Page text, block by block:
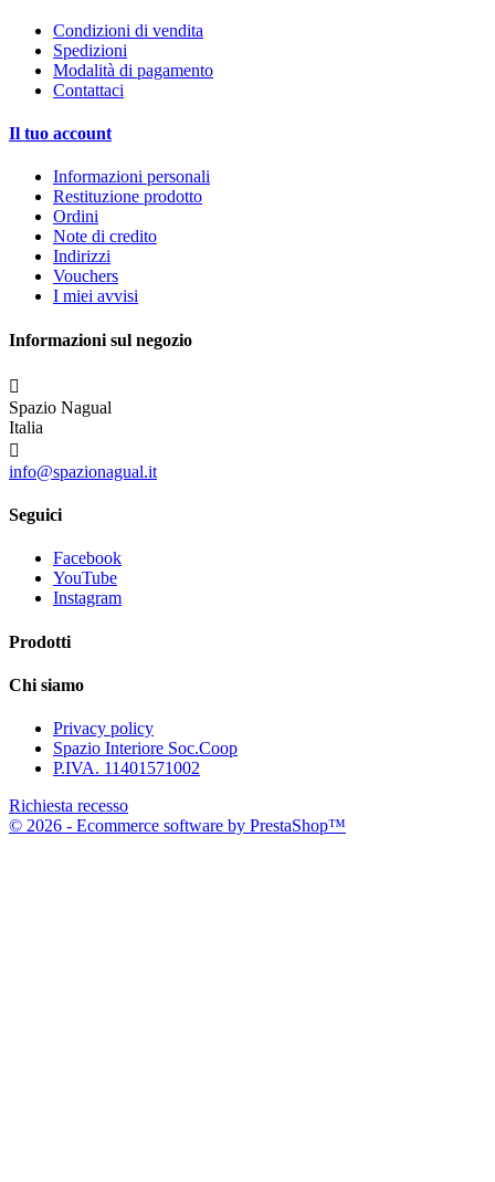
Condizioni di vendita
Spedizioni
Modalità di pagamento
Contattaci
Il tuo account
Informazioni personali
Restituzione prodotto
Ordini
Note di credito
Indirizzi
Vouchers
I miei avvisi
Informazioni sul negozio

Spazio Nagual
Italia

info@spazionagual.it
Seguici
Facebook
YouTube
Instagram
Prodotti
Chi siamo
Privacy policy
Spazio Interiore Soc.Coop
P.IVA. 11401571002
Richiesta recesso
© 2026 - Ecommerce software by PrestaShop™